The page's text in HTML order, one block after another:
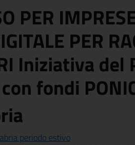
PER
PER
Iniziativa
fondi
periodo estivo